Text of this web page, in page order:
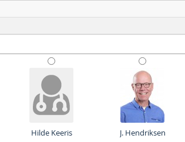
Hilde Keeris J. Hendriksen